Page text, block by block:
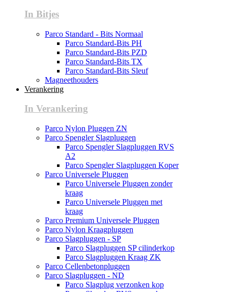
In Bitjes
Parco Standard - Bits Normaal
Parco Standard-Bits PH
Parco Standard-Bits PZD
Parco Standard-Bits TX
Parco Standard-Bits Sleuf
Magneethouders
Verankering
In Verankering
Parco Nylon Pluggen ZN
Parco Spengler Slagpluggen
Parco Spengler Slagpluggen RVS
A2
Parco Spengler Slagpluggen Koper
Parco Universele Pluggen
Parco Universele Pluggen zonder
kraag
Parco Universele Pluggen met
kraag
Parco Premium Universele Pluggen
Parco Nylon Kraagpluggen
Parco Slagpluggen - SP
Parco Slagpluggen SP cilinderkop
Parco Slagpluggen Kraag ZK
Parco Cellenbetonpluggen
Parco Slagpluggen - ND
Parco Slagplug verzonken kop